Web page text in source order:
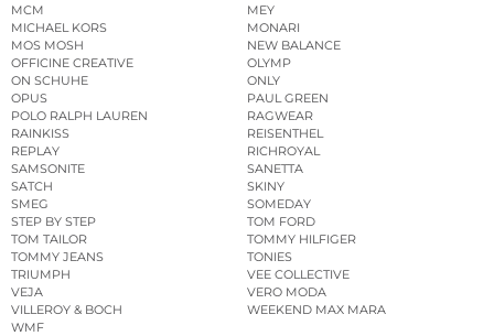
MCM
MEY
MICHAEL KORS
MONARI
MOS MOSH
NEW BALANCE
OFFICINE CREATIVE
OLYMP
ON SCHUHE
ONLY
OPUS
PAUL GREEN
POLO RALPH LAUREN
RAGWEAR
RAINKISS
REISENTHEL
REPLAY
RICHROYAL
SAMSONITE
SANETTA
SATCH
SKINY
SMEG
SOMEDAY
STEP BY STEP
TOM FORD
TOM TAILOR
TOMMY HILFIGER
TOMMY JEANS
TONIES
TRIUMPH
VEE COLLECTIVE
VEJA
VERO MODA
VILLEROY & BOCH
WEEKEND MAX MARA
WMF